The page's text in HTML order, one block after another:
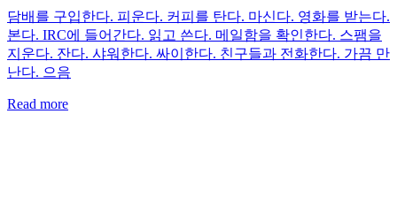
담배를 구입한다. 피운다. 커피를 탄다. 마신다. 영화를 받는다.
본다. IRC에 들어간다. 읽고 쓴다. 메일함을 확인한다. 스팸을
지운다. 잔다. 샤워한다. 싸이한다. 친구들과 전화한다. 가끔 만
난다. 으음
Read more